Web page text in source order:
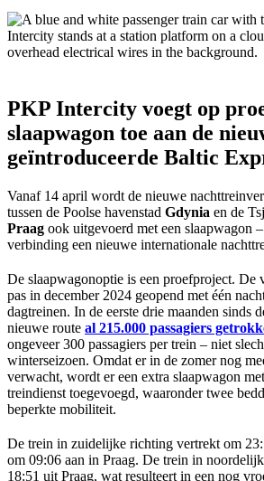
PKP Intercity voegt op
slaapwagon toe aan de
geïntroduceerde Baltic
Vanaf 14 april wordt de nieuwe
tussen de Poolse havenstad Gdynia en de
Praag ook uitgevoerd met een slaapwagon
verbinding een nieuwe internationale
De slaapwagonoptie is een proefproject. De
pas in december 2024 geopend met één
dagtreinen. In de eerste drie maanden sinds
nieuwe route al 215.000 passagiers
ongeveer 300 passagiers per trein – niet
winterseizoen. Omdat er in de zomer nog
verwacht, wordt er een extra slaapwagon
treindienst toegevoegd, waaronder twee
beperkte mobiliteit.
De trein in zuidelijke richting vertrekt om
om 09:06 aan in Praag. De trein in
18:51 uit Praag, wat resulteert in een nog